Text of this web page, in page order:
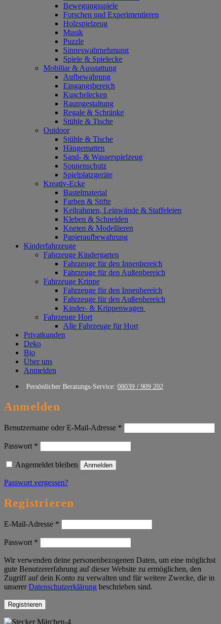
Bewegungsspiele
Forschen und Experimentieren
Holzspielzeug
Musik
Puzzle
Sinneswahrnehmung
Spiele & Spielecke
Mobiliar & Ausstattung
Aufbewahrung
Eingangsbereich
Kuschelecken
Raumgestaltung
Regale & Schränke
Stühle & Tische
Outdoor
Stühle & Tische
Hängematten
Sand- & Wasserspielzeug
Sonnenschutz
Spielplatzgeräte
Kreativ-Ecke
Bastelmaterial
Farben & Stifte
Keilrahmen, Leinwände & Staffeleien
Kleben & Schneiden
Kneten & Modellieren
Papieraufbewahrung
Kinderfahrzeuge
Fahrzeuge Kindergarten
Fahrzeuge für den Innenbereich
Fahrzeuge für den Außenbereich
Fahrzeuge Krippe
Fahrzeuge für den Innenbereich
Fahrzeuge für den Außenbereich
Kinder- & Krippenwagen
Fahrzeuge Hort
Alle Fahrzeuge für Hort
Privatkunden
Deko
Bio
Über uns
Anmelden
Persönlicher Beratungs-Service: 08039 / 909 202
Anmelden
Benutzername oder E-Mail-Adresse *
Passwort *
Angemeldet bleiben Anmelden
Passwort vergessen?
Registrieren
E-Mail-Adresse *
Passwort *
Wir verwenden deine personenbezogenen Daten, um eine möglichst
gute Benutzererfahrung auf dieser Website zu ermöglichen, den
Zugriff auf dein Konto zu verwalten und für weitere Zwecke, die in
unserer Datenschutzerklärung beschrieben sind.
Registrieren